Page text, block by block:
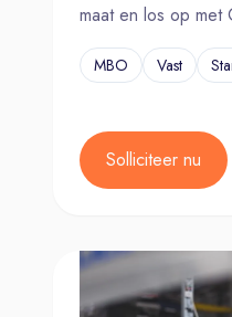
maat en los op met
MBO Vast
Solliciteer nu